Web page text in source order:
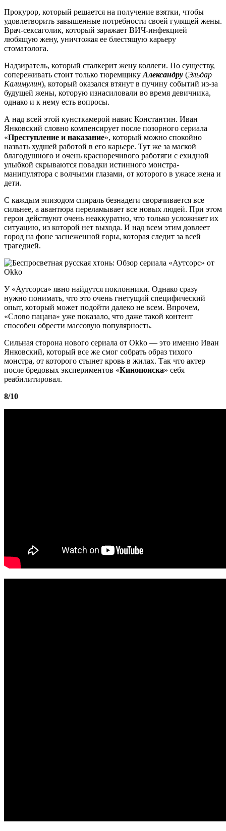
Прокурор, который решается на получение взятки, чтобы
удовлетворить завышенные потребности своей гулящей жены.
Врач-сексаголик, который заражает ВИЧ-инфекцией
любящую жену, уничтожая ее блестящую карьеру
стоматолога.
Надзиратель, который сталкерит жену коллеги. По существу,
сопереживать стоит только тюремщику Александру (Эльдар
Калимулин), который оказался втянут в пучину событий из-за
будущей жены, которую изнасиловали во время девичника,
однако и к нему есть вопросы.
А над всей этой кунсткамерой навис Константин. Иван
Янковский словно компенсирует после позорного сериала
«Преступление и наказание», который можно спокойно
назвать худшей работой в его карьере. Тут же за маской
благодушного и очень красноречивого работяги с ехидной
улыбкой скрываются повадки истинного монстра-
манипулятора с волчьими глазами, от которого в ужасе жена и
дети.
С каждым эпизодом спираль безнадеги сворачивается все
сильнее, а авантюра переламывает все новых людей. При этом
герои действуют очень неаккуратно, что только усложняет их
ситуацию, из которой нет выхода. И над всем этим довлеет
город на фоне заснеженной горы, которая следит за всей
трагедией.
У «Аутсорса» явно найдутся поклонники. Однако сразу
нужно понимать, что это очень гнетущий специфический
опыт, который может подойти далеко не всем. Впрочем,
«Слово пацана» уже показало, что даже такой контент
способен обрести массовую популярность.
Сильная сторона нового сериала от Okko — это именно Иван
Янковский, который все же смог собрать образ тихого
монстра, от которого стынет кровь в жилах. Так что актер
после бредовых экспериментов «Кинопоиска» себя
реабилитировал.
8/10